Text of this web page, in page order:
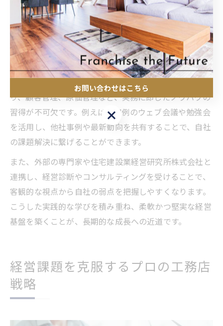
促進し、組織全体のスキルアップを図ることが持続可能
な経営の鍵となります。
経営研究で学ぶ工務店の安定基盤構築法
経営研究を通じて得られる知見は、工務店の安定基盤構
築に大いに役立ちます。具体的には、経営計画や資金繰
り、顧客管理、原価管理など、実務に即したノウハウの
習得が不可欠です。例えば、定例のウェブ会議や勉強会
を活用し、他社事例や最新動向を共有することで、自社
の課題解決に繋げることができます。
また、外部の専門家や住宅建設業経営研究所株式会社と
連携し、経営診断やコンサルティングを受けることで、
客観的な視点から自社の弱点を把握しやすくなります。
こうした実践的な学びを積み重ね、柔軟かつ堅実な経営
基盤を築くことが、長期的な成長への近道です。
経営課題を克服するプロの工務店
戦略
お問い合わせはこちら
お問い合わせはこちら